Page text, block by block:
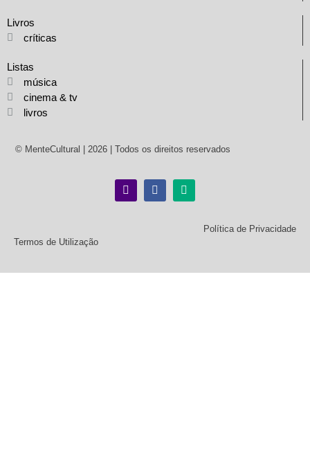
Livros
críticas
Listas
música
cinema & tv
livros
© MenteCultural | 2026 | Todos os direitos reservados
Política de Privacidade
Termos de Utilização